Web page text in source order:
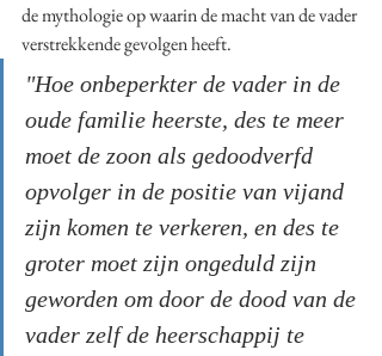
de mythologie op waarin de macht van de vader
verstrekkende gevolgen heeft.
"Hoe onbeperkter de vader in de
oude familie heerste, des te meer
moet de zoon als gedoodverfd
opvolger in de positie van vijand
zijn komen te verkeren, en des te
groter moet zijn ongeduld zijn
geworden om door de dood van de
vader zelf de heerschappij te